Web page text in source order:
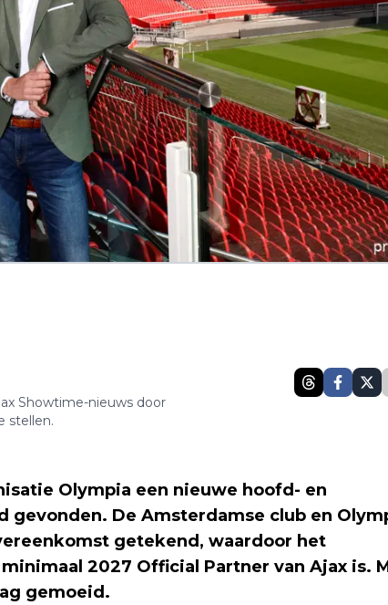
Showtime-nieuws door
stellen.
Olympia een nieuwe hoofd- en
gevonden. De Amsterdamse club en
getekend, waardoor het
2027 Official Partner van Ajax is.
gemoeid.